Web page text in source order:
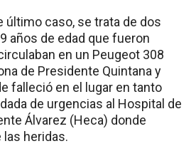
último caso, se trata de dos
años de edad que fueron
en un Peugeot 308
de Presidente Quintana y
falleció en el lugar en tanto
de urgencias al Hospital de
Álvarez (Heca) donde
heridas.